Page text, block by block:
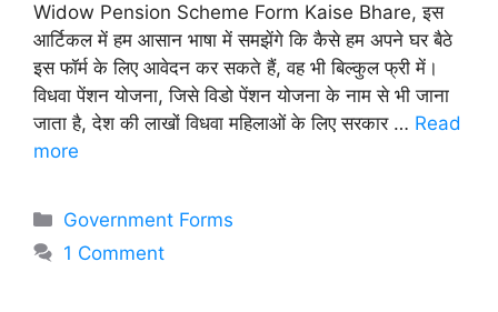
Widow Pension Scheme Form Kaise Bhare, इस
आर्टिकल में हम आसान भाषा में समझेंगे कि कैसे हम अपने घर बैठे
इस फॉर्म के लिए आवेदन कर सकते हैं, वह भी बिल्कुल फ्री में।
विधवा पेंशन योजना, जिसे विडो पेंशन योजना के नाम से भी जाना
जाता है, देश की लाखों विधवा महिलाओं के लिए सरकार … Read
more
Categories
Government Forms
1 Comment